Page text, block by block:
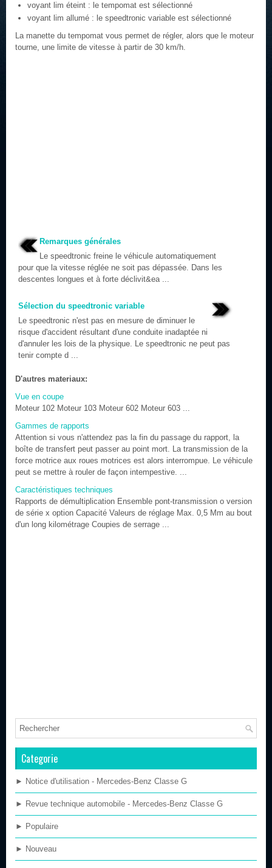
voyant lim éteint : le tempomat est sélectionné
voyant lim allumé : le speedtronic variable est sélectionné
La manette du tempomat vous permet de régler, alors que le moteur
tourne, une limite de vitesse à partir de 30 km/h.
Remarques générales
Le speedtronic freine le véhicule automatiquement
pour que la vitesse réglée ne soit pas dépassée. Dans les
descentes longues et à forte déclivit&ea ...
Sélection du speedtronic variable
Le speedtronic n'est pas en mesure de diminuer le
risque d'accident résultant d'une conduite inadaptée ni
d'annuler les lois de la physique. Le speedtronic ne peut pas
tenir compte d ...
D'autres materiaux:
Vue en coupe
Moteur 102 Moteur 103 Moteur 602 Moteur 603 ...
Gammes de rapports
Attention si vous n'attendez pas la fin du passage du rapport, la
boîte de transfert peut passer au point mort. La transmission de la
force motrice aux roues motrices est alors interrompue. Le véhicule
peut se mettre à rouler de façon intempestive. ...
Caractéristiques techniques
Rapports de démultiplication Ensemble pont-transmission o version
de série x option Capacité Valeurs de réglage Max. 0,5 Mm au bout
d'un long kilométrage Coupies de serrage ...
Categorie
► Notice d'utilisation - Mercedes-Benz Classe G
► Revue technique automobile - Mercedes-Benz Classe G
► Populaire
► Nouveau